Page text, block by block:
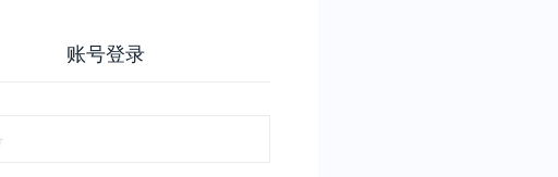
账号登录